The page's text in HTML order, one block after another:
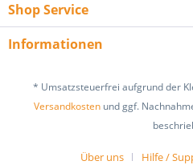
Shop Service
Informationen
* Umsatzsteuerfrei aufgrund der
Versandkosten und ggf.
Über uns Hilfe /